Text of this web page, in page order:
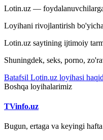
Lotin.uz —
Loyihani rivojlantirish
Lotin.uz saytining ijtimoiy
Shuningdek, seks, porno,
Batafsil Lotin.uz loyihasi
Boshqa loyihalarimiz
TVinfo.uz
Bugun, ertaga va keyingi